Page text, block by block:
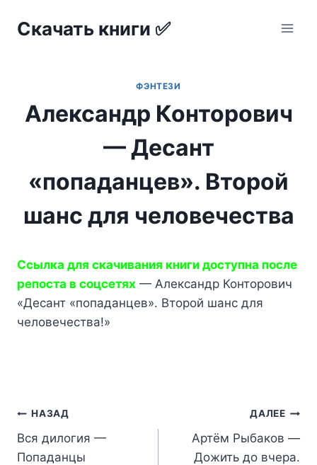
Скачать книги ✅
ФЭНТЕЗИ
Александр Конторович
— Десант
«попаданцев». Второй
шанс для человечества
Ссылка для скачивания книги доступна после
репоста в соцсетях — Александр Конторович
«Десант «попаданцев». Второй шанс для
человечества!»
Навигация
по
НАЗАД
Вся дилогия —
Попаданцы
ДАЛЕЕ
Артём Рыбаков —
Дожить до вчера.